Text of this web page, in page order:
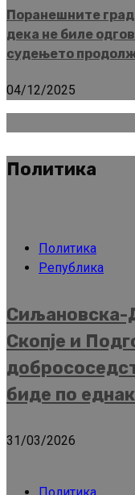
Поранешните
дека не биле
судењето
04/12/2025
Политика
Политика
Република
Сиљановска-
Скопје и
биде по
31/03/2026